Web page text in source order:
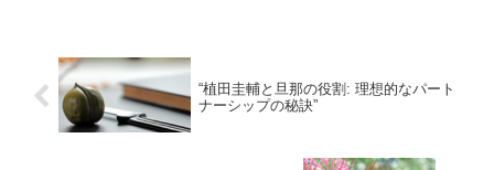
“植田圭輔と旦那の役割: 理想的なパート
ナーシップの秘訣”